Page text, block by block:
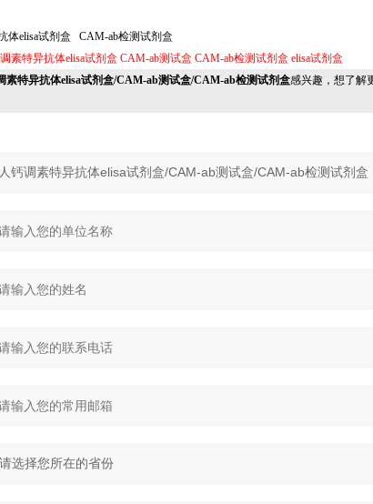
体elisa试剂盒 CAM-ab检测试剂盒
素特异抗体elisa试剂盒 CAM-ab测试盒 CAM-ab检测试剂盒 elisa试剂盒
素特异抗体elisa试剂盒/CAM-ab测试盒/CAM-ab检测试剂盒感兴趣，想了解